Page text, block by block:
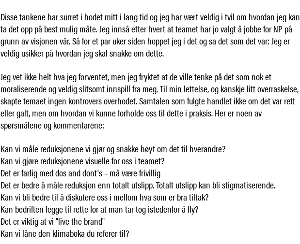
Disse tankene har surret i hodet mitt i lang tid og jeg har vært veldig i tvil om hvordan jeg kan
ta det opp på best mulig måte. Jeg innså etter hvert at teamet har jo valgt å jobbe for NP på
grunn av visjonen vår. Så for et par uker siden hoppet jeg i det og sa det som det var: Jeg er
veldig usikker på hvordan jeg skal snakke om dette.
Jeg vet ikke helt hva jeg forventet, men jeg fryktet at de ville tenke på det som nok et
moraliserende og veldig slitsomt innspill fra meg. Til min lettelse, og kanskje litt overraskelse,
skapte temaet ingen kontrovers overhodet. Samtalen som fulgte handlet ikke om det var rett
eller galt, men om hvordan vi kunne forholde oss til dette i praksis. Her er noen av
spørsmålene og kommentarene:
Kan vi måle reduksjonene vi gjør og snakke høyt om det til hverandre?
Kan vi gjøre reduksjonene visuelle for oss i teamet?
Det er farlig med dos and dont's – må være frivillig
Det er bedre å måle reduksjon enn totalt utslipp. Totalt utslipp kan bli stigmati­serende.
Kan vi bli bedre til å diskutere oss i mellom hva som er bra tiltak?
Kan bedriften legge til rette for at man tar tog istedenfor å fly?
Det er viktig at vi "live the brand"
Kan vi låne den klimaboka du referer til?